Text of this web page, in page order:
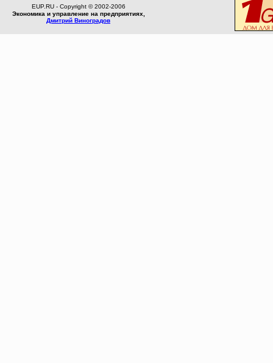
EUP.RU - Copyright © 2002-2006
Экономика и управление на предприятиях,
Дмитрий Виноградов